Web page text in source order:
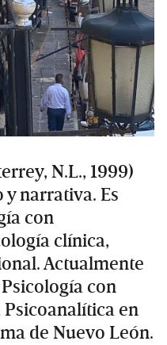
N.L., 1999)
y narrativa. Es
con
clínica,
Actualmente
con
en
de Nuevo León.